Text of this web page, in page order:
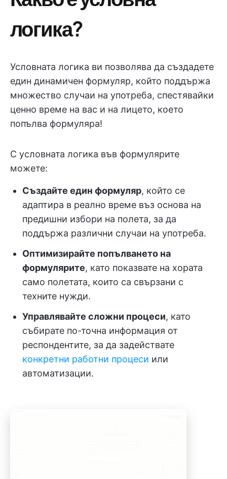
логика?
Условната логика ви позволява да създадете
един динамичен формуляр, който поддържа
множество случаи на употреба, спестявайки
ценно време на вас и на лицето, което
попълва формуляра!
С условната логика във формулярите
можете:
Създайте един формуляр, който се
адаптира в реално време въз основа на
предишни избори на полета, за да
поддържа различни случаи на употреба.
Оптимизирайте попълването на
формулярите, като показвате на хората
само полетата, които са свързани с
техните нужди.
Управлявайте сложни процеси, като
събирате по-точна информация от
респондентите, за да задействате
конкретни работни процеси или
автоматизации.